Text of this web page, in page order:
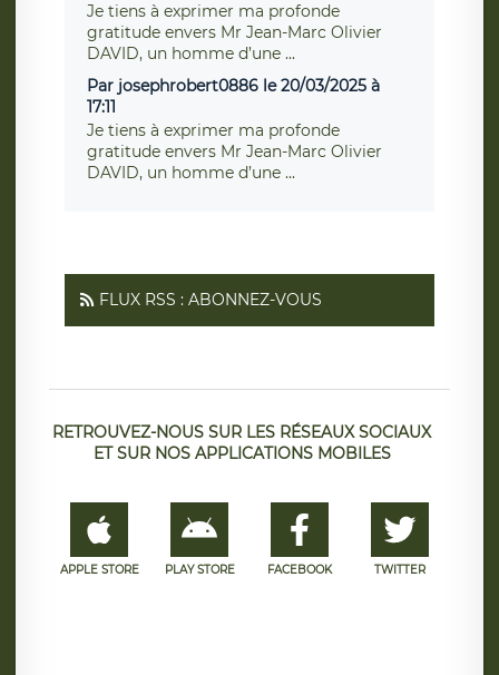
Je tiens à exprimer ma profonde
gratitude envers Mr Jean-Marc Olivier
DAVID, un homme d’une ...
Par josephrobert0886 le 20/03/2025 à
17:11
Je tiens à exprimer ma profonde
gratitude envers Mr Jean-Marc Olivier
DAVID, un homme d’une ...
FLUX RSS : ABONNEZ-VOUS
RETROUVEZ-NOUS SUR LES RÉSEAUX SOCIAUX
ET SUR NOS APPLICATIONS MOBILES
APPLE STORE PLAY STORE FACEBOOK TWITTER